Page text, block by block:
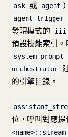
ask 或 agent
agent_trigger
發現模式的
iii
預設技能索引
system_prompt
orchestrator
的引擎目錄。
位，呼叫對應
<name>::stream